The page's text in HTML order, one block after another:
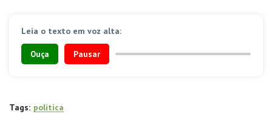
Leia o texto em voz alta:
Ouça Pausar
Tags: politica